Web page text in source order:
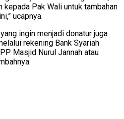
kepada Pak Wali untuk tambahan
ucapnya.
ingin menjadi donatur juga
rekening Bank Syariah
Masjid Nurul Jannah atau